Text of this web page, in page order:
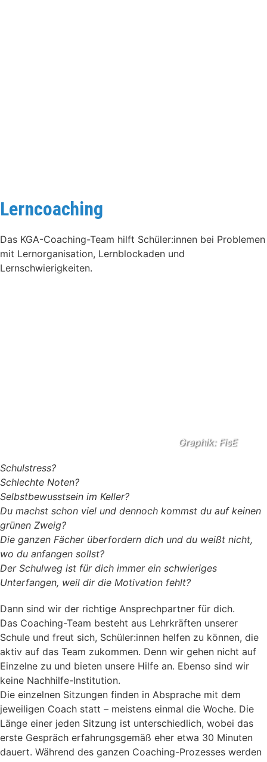
Lerncoaching
Das KGA-Coaching-Team hilft Schüler:innen bei Problemen
mit Lernorganisation, Lernblockaden und
Lernschwierigkeiten.
Graphik: FisE
Schulstress?
Schlechte Noten?
Selbstbewusstsein im Keller?
Du machst schon viel und dennoch kommst du auf keinen
grünen Zweig?
Die ganzen Fächer überfordern dich und du weißt nicht,
wo du anfangen sollst?
Der Schulweg ist für dich immer ein schwieriges
Unterfangen, weil dir die Motivation fehlt?
Dann sind wir der richtige Ansprechpartner für dich.
Das Coaching-Team besteht aus Lehrkräften unserer
Schule und freut sich, Schüler:innen helfen zu können, die
aktiv auf das Team zukommen. Denn wir gehen nicht auf
Einzelne zu und bieten unsere Hilfe an. Ebenso sind wir
keine Nachhilfe-Institution.
Die einzelnen Sitzungen finden in Absprache mit dem
jeweiligen Coach statt – meistens einmal die Woche. Die
Länge einer jeden Sitzung ist unterschiedlich, wobei das
erste Gespräch erfahrungsgemäß eher etwa 30 Minuten
dauert. Während des ganzen Coaching-Prozesses werden